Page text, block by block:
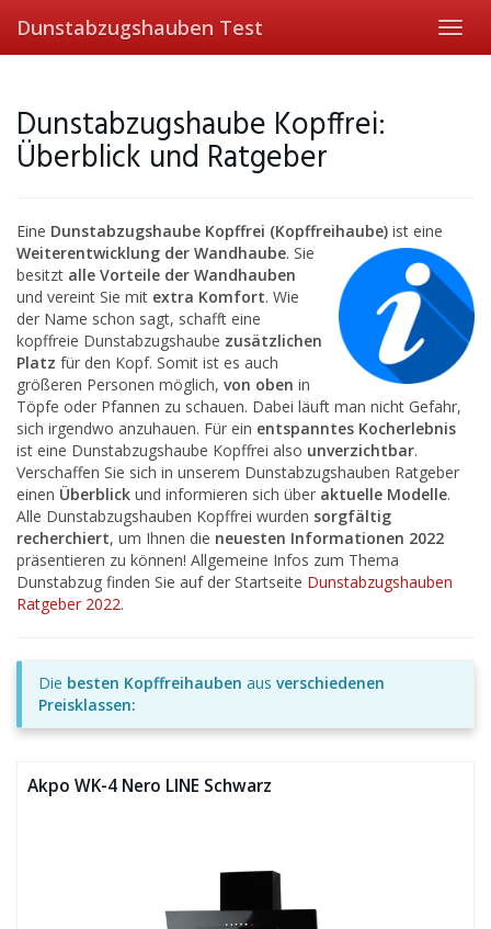
main
Dunstabzugshauben Test
Dunstabzugshaube Kopffrei:
Überblick und Ratgeber
Eine Dunstabzugshaube Kopffrei (Kopffreihaube) ist eine
Weiterentwicklung der Wandhaube. Sie
besitzt alle Vorteile der Wandhauben
und vereint Sie mit extra Komfort. Wie
der Name schon sagt, schafft eine
kopffreie Dunstabzugshaube zusätzlichen
Platz für den Kopf. Somit ist es auch
größeren Personen möglich, von oben in
Töpfe oder Pfannen zu schauen. Dabei läuft man nicht Gefahr,
sich irgendwo anzuhauen. Für ein entspanntes Kocherlebnis
ist eine Dunstabzugshaube Kopffrei also unverzichtbar.
Verschaffen Sie sich in unserem Dunstabzugshauben Ratgeber
einen Überblick und informieren sich über aktuelle Modelle.
Alle Dunstabzugshauben Kopffrei wurden sorgfältig
recherchiert, um Ihnen die neuesten Informationen 2022
präsentieren zu können! Allgemeine Infos zum Thema
Dunstabzug finden Sie auf der Startseite Dunstabzugshauben
Ratgeber 2022.
Die besten Kopffreihauben aus verschiedenen
Preisklassen:
Akpo WK-4 Nero LINE Schwarz